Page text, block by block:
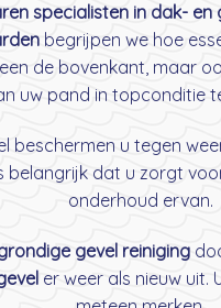
specialisten in dak- en
begrijpen we hoe
de bovenkant, maar
uw pand in topconditie
beschermen u tegen
belangrijk dat u zorgt
onderhoud ervan.
gevel reiniging
er weer als nieuw uit.